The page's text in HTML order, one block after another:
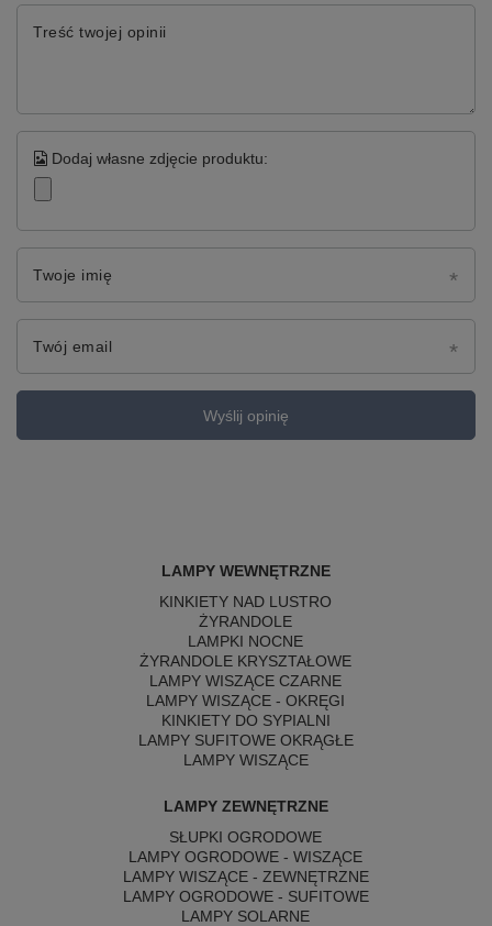
Treść twojej opinii
Dodaj własne zdjęcie produktu:
Twoje imię
Twój email
Wyślij opinię
LAMPY WEWNĘTRZNE
KINKIETY NAD LUSTRO
ŻYRANDOLE
LAMPKI NOCNE
ŻYRANDOLE KRYSZTAŁOWE
LAMPY WISZĄCE CZARNE
LAMPY WISZĄCE - OKRĘGI
KINKIETY DO SYPIALNI
LAMPY SUFITOWE OKRĄGŁE
LAMPY WISZĄCE
LAMPY ZEWNĘTRZNE
SŁUPKI OGRODOWE
LAMPY OGRODOWE - WISZĄCE
LAMPY WISZĄCE - ZEWNĘTRZNE
LAMPY OGRODOWE - SUFITOWE
LAMPY SOLARNE